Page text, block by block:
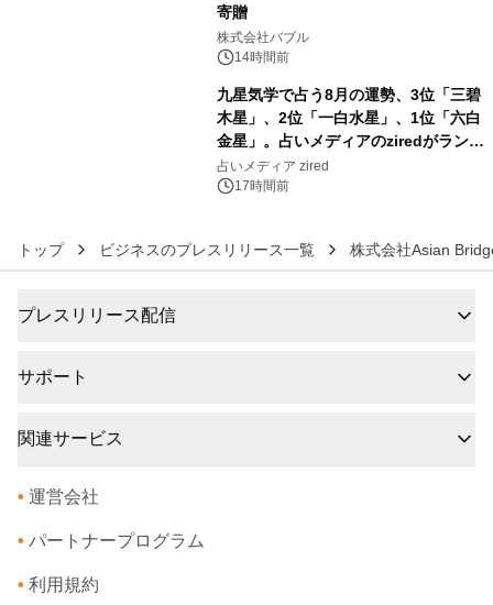
寄贈
株式会社バブル
14時間前
九星気学で占う8月の運勢、3位「三碧
木星」、2位「一白水星」、1位「六白
金星」。占いメディアのziredがランキ
ングを発表
占いメディア zired
17時間前
トップ ビジネスのプレスリリース一覧 株式会社Asian
プレスリリース配信
サポート
関連サービス
• 運営会社
• パートナープログラム
• 利用規約